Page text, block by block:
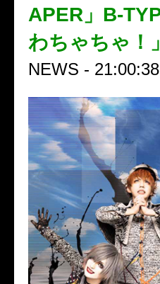
APER」B-
わちゃちゃ！
NEWS - 21:00:38